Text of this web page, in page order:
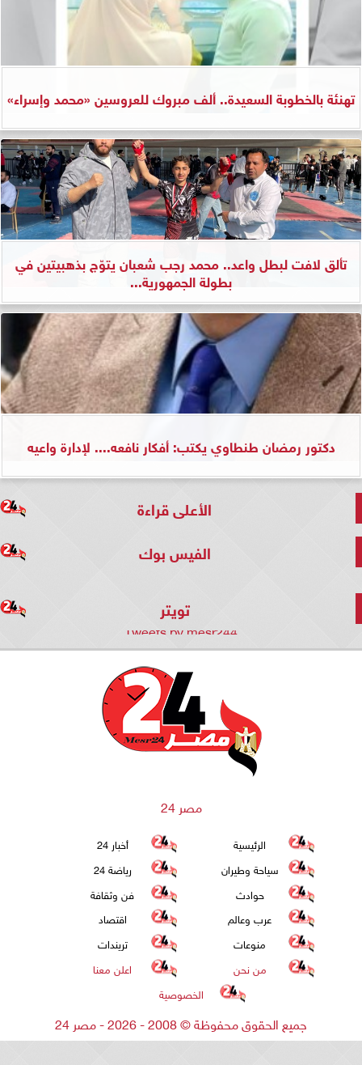
تهنئة بالخطوبة السعيدة.. ألف مبروك للعروسين «محمد وإسراء»
تألق لافت لبطل واعد.. محمد رجب شعبان يتوّج بذهبيتين في
بطولة الجمهورية...
دكتور رمضان طنطاوي يكتب: أفكار نافعه.... لإدارة واعيه
الأعلى قراءة
الفيس بوك
تويتر
Tweets by mesr244
مصر 24
الرئيسية
أخبار 24
سياحة وطيران
رياضة 24
حوادث
فن وثقافة
عرب وعالم
اقتصاد
منوعات
تريندات
من نحن
اعلن معنا
الخصوصية
جميع الحقوق محفوظة©